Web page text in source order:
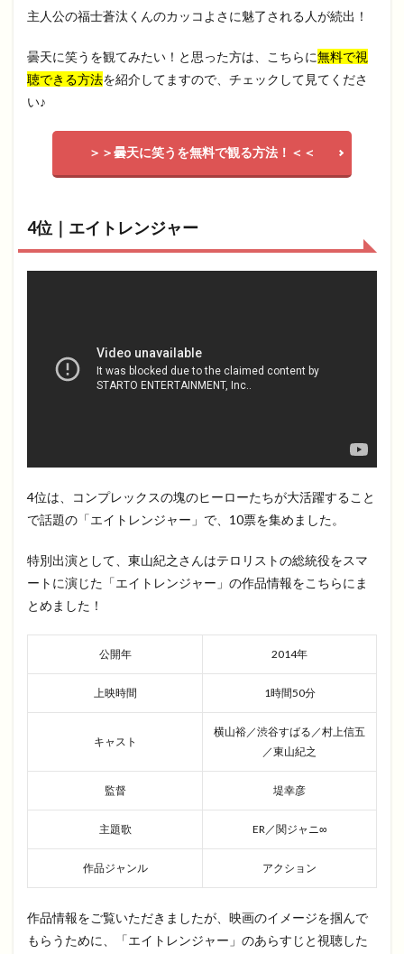
主人公の福士蒼汰くんのカッコよさに魅了される人が続出！
曇天に笑うを観てみたい！と思った方は、こちらに無料で視
聴できる方法を紹介してますので、チェックして見てくださ
い♪
＞＞曇天に笑うを無料で観る方法！＜＜
4位｜エイトレンジャー
4位は、コンプレックスの塊のヒーローたちが大活躍すること
で話題の「エイトレンジャー」で、10票を集めました。
特別出演として、東山紀之さんはテロリストの総統役をスマ
ートに演じた「エイトレンジャー」の作品情報をこちらにま
とめました！
公開年 2014年
上映時間 1時間50分
キャスト
横山裕／渋谷すばる／村上信五
／東山紀之
監督 堤幸彦
主題歌 ER／関ジャニ∞
作品ジャンル アクション
作品情報をご覧いただきましたが、映画のイメージを掴んで
もらうために、「エイトレンジャー」のあらすじと視聴した